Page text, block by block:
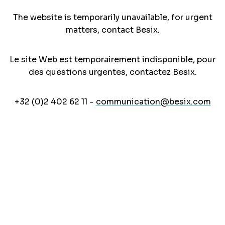
The website is temporarily unavailable, for urgent
matters, contact Besix.
Le site Web est temporairement indisponible, pour
des questions urgentes, contactez Besix.
+32 (0)2 402 62 11 - communication@besix.com